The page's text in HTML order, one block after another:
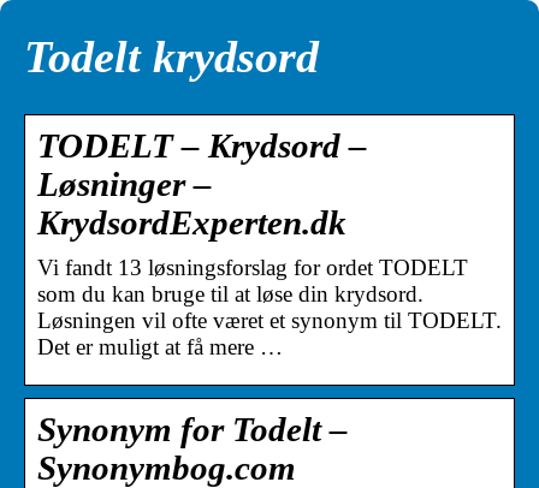
Todelt krydsord
TODELT – Krydsord –
Løsninger –
KrydsordExperten.dk
Vi fandt 13 løsningsforslag for ordet TODELT
som du kan bruge til at løse din krydsord.
Løsningen vil ofte været et synonym til TODELT.
Det er muligt at få mere …
Synonym for Todelt –
Synonymbog.com